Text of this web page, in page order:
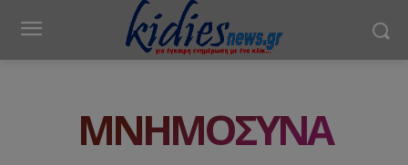
ΜΝΗΜΟΣΥΝΑ